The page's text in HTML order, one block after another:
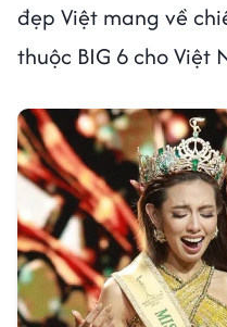
đẹp Việt mang về
thuộc BIG 6 cho Việt